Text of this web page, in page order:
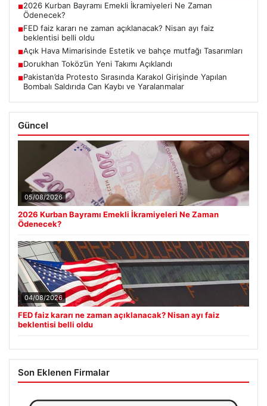
■2026 Kurban Bayramı Emekli İkramiyeleri Ne Zaman
Ödenecek?
■FED faiz kararı ne zaman açıklanacak? Nisan ayı faiz
beklentisi belli oldu
■Açık Hava Mimarisinde Estetik ve bahçe mutfağı Tasarımları
■Dorukhan Toköz’ün Yeni Takımı Açıklandı
■Pakistan’da Protesto Sırasında Karakol Girişinde Yapılan
Bombalı Saldırıda Can Kaybı ve Yaralanmalar
Güncel
05/08/2026
2026 Kurban Bayramı Emekli İkramiyeleri Ne Zaman
Ödenecek?
04/08/2026
FED faiz kararı ne zaman açıklanacak? Nisan ayı faiz
beklentisi belli oldu
Son Eklenen Firmalar